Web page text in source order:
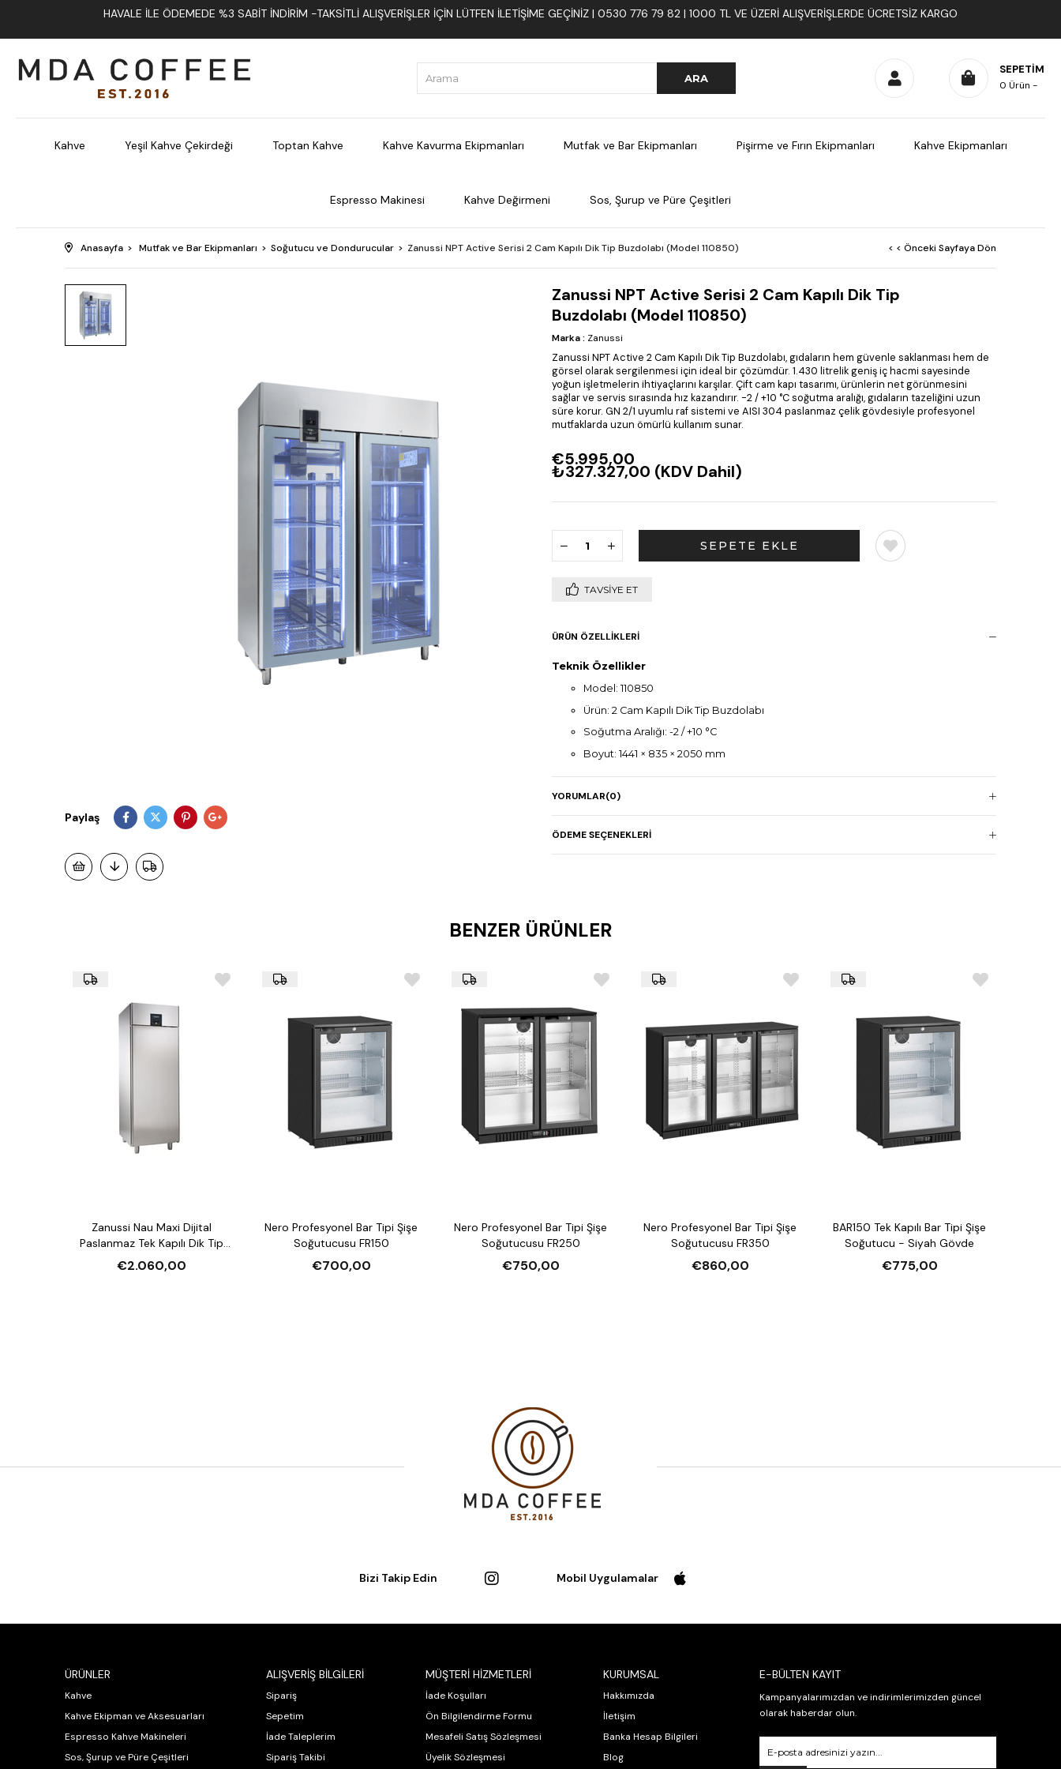
HAVALE İLE ÖDEMEDE %3 SABIT İNDIRIM -TAKSITLI ALIŞVERIŞLER İÇIN LÜTFEN ILETIŞIME GEÇINIZ | 0530 776 79 82 | 1000 TL VE ÜZERI ALIŞVERIŞLERDE ÜCRETSIZ KARGO
SEPETIM
0 Ürün
Kahve Yeşil Kahve Çekirdeği Toptan Kahve Kahve Kavurma Ekipmanları Mutfak ve Bar Ekipmanları Pişirme ve Fırın Ekipmanları Kahve Ekipmanları
Espresso Makinesi Kahve Değirmeni Sos, Şurup ve Püre Çeşitleri
Anasayfa Mutfak ve Bar Ekipmanları Soğutucu ve Dondurucular Zanussi NPT Active Serisi 2 Cam Kapılı Dik Tip Buzdolabı (Model 110850) < < Önceki Sayfaya Dön
Paylaş
Zanussi NPT Active Serisi 2 Cam Kapılı Dik Tip
Buzdolabı (Model 110850)
Marka: Zanussi
Zanussi NPT Active 2 Cam Kapılı Dik Tip Buzdolabı, gıdaların hem güvenle saklanması hem de
görsel olarak sergilenmesi için ideal bir çözümdür. 1.430 litrelik geniş iç hacmi sayesinde
yoğun işletmelerin ihtiyaçlarını karşılar. Çift cam kapı tasarımı, ürünlerin net görünmesini
sağlar ve servis sırasında hız kazandırır. -2 / +10 °C soğutma aralığı, gıdaların tazeliğini uzun
süre korur. GN 2/1 uyumlu raf sistemi ve AISI 304 paslanmaz çelik gövdesiyle profesyonel
mutfaklarda uzun ömürlü kullanım sunar.
€5.995,00
₺327.327,00 (KDV Dahil)
TAVSIYE ET
ÜRÜN ÖZELLIKLERI
Teknik Özellikler
Model: 110850
Ürün: 2 Cam Kapılı Dik Tip Buzdolabı
Soğutma Aralığı: -2 / +10 °C
Boyut: 1441 × 835 × 2050 mm
Elektrik Gücü: 0,30 kW
Ağırlık: 255 kg
Kapasite: 1.430 litre
Gövde: AISI 304 paslanmaz çelik
YORUMLAR(0)
ÖDEME SEÇENEKLERI
BENZER ÜRÜNLER
Zanussi Nau Maxi Dijital
Paslanmaz Tek Kapılı Dik Tip
Buzdolabı, 670 L
€2.060,00
Nero Profesyonel Bar Tipi Şişe
Soğutucusu FR150
€700,00
Nero Profesyonel Bar Tipi Şişe
Soğutucusu FR250
€750,00
Nero Profesyonel Bar Tipi Şişe
Soğutucusu FR350
€860,00
BAR150 Tek Kapılı Bar Tipi Şişe
Soğutucu - Siyah Gövde
€775,00
Bizi Takip Edin Mobil Uygulamalar
ÜRÜNLER
Kahve
Kahve Ekipman ve Aksesuarları
Espresso Kahve Makineleri
Sos, Şurup ve Püre Çeşitleri
ALIŞVERİŞ BİLGİLERİ
Sipariş
Sepetim
İade Taleplerim
Sipariş Takibi
MÜŞTERİ HİZMETLERİ
İade Koşulları
Ön Bilgilendirme Formu
Mesafeli Satış Sözleşmesi
Üyelik Sözleşmesi
KURUMSAL
Hakkımızda
İletişim
Banka Hesap Bilgileri
Blog
E-BÜLTEN KAYIT
Kampanyalarımızdan ve indirimlerimizden güncel
olarak haberdar olun.